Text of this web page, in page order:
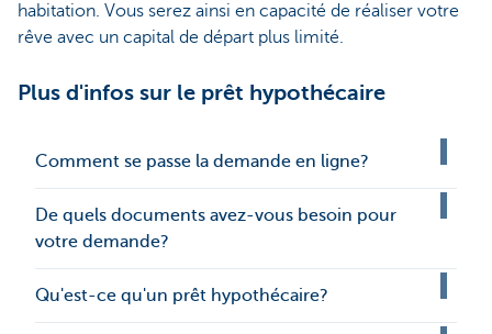
habitation. Vous serez ainsi en capacité de réaliser votre
rêve avec un capital de départ plus limité.
Plus d'infos sur le prêt hypothécaire
Comment se passe la demande en ligne?
De quels documents avez-vous besoin pour
votre demande?
Qu'est-ce qu'un prêt hypothécaire?